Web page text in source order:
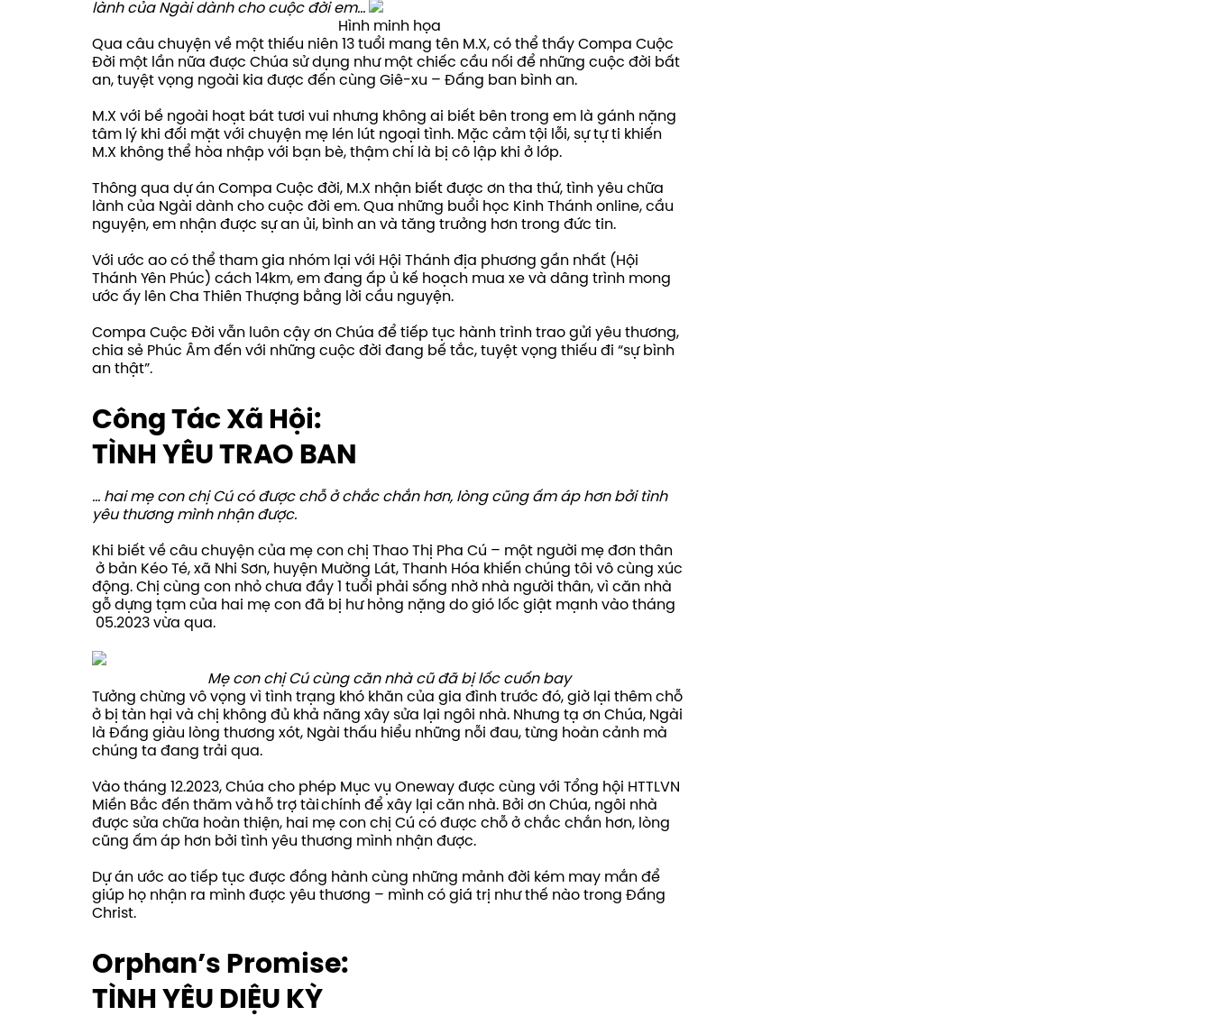
lành của Ngài dành cho cuộc đời em…
Hình minh họa
Qua câu chuyện về một thiếu niên 13 tuổi mang tên M.X, có thể thấy Compa Cuộc
Đời một lần nữa được Chúa sử dụng như một chiếc cầu nối để những cuộc đời bất
an, tuyệt vọng ngoài kia được đến cùng Giê-xu – Đấng ban bình an.
M.X với bề ngoài hoạt bát tươi vui nhưng không ai biết bên trong em là gánh nặng
tâm lý khi đối mặt với chuyện mẹ lén lút ngoại tình. Mặc cảm tội lỗi, sự tự ti khiến
M.X không thể hòa nhập với bạn bè, thậm chí là bị cô lập khi ở lớp.
Thông qua dự án Compa Cuộc đời, M.X nhận biết được ơn tha thứ, tình yêu chữa
lành của Ngài dành cho cuộc đời em. Qua những buổi học Kinh Thánh online, cầu
nguyện, em nhận được sự an ủi, bình an và tăng trưởng hơn trong đức tin.
Với ước ao có thể tham gia nhóm lại với Hội Thánh địa phương gần nhất (Hội
Thánh Yên Phúc) cách 14km, em đang ấp ủ kế hoạch mua xe và dâng trình mong
ước ấy lên Cha Thiên Thượng bằng lời cầu nguyện.
Compa Cuộc Đời vẫn luôn cậy ơn Chúa để tiếp tục hành trình trao gửi yêu thương,
chia sẻ Phúc Âm đến với những cuộc đời đang bế tắc, tuyệt vọng thiếu đi “sự bình
an thật”.
Công Tác Xã Hội:
TÌNH YÊU TRAO BAN
… hai mẹ con chị Cú có được chỗ ở chắc chắn hơn, lòng cũng ấm áp hơn bởi tình
yêu thương mình nhận được.
Khi biết về câu chuyện của mẹ con chị Thao Thị Pha Cú – một người mẹ đơn thân
ở bản Kéo Té, xã Nhi Sơn, huyện Mường Lát, Thanh Hóa khiến chúng tôi vô cùng xúc
động. Chị cùng con nhỏ chưa đầy 1 tuổi phải sống nhờ nhà người thân, vì căn nhà
gỗ dựng tạm của hai mẹ con đã bị hư hỏng nặng do gió lốc giật mạnh vào tháng
05.2023 vừa qua.
Mẹ con chị Cú cùng căn nhà cũ đã bị lốc cuốn bay
Tưởng chừng vô vọng vì tình trạng khó khăn của gia đình trước đó, giờ lại thêm chỗ
ở bị tàn hại và chị không đủ khả năng xây sửa lại ngôi nhà. Nhưng tạ ơn Chúa, Ngài
là Đấng giàu lòng thương xót, Ngài thấu hiểu những nỗi đau, từng hoàn cảnh mà
chúng ta đang trải qua.
Vào tháng 12.2023, Chúa cho phép Mục vụ Oneway được cùng với Tổng hội HTTLVN
Miền Bắc đến thăm và hỗ trợ tài chính để xây lại căn nhà. Bởi ơn Chúa, ngôi nhà
được sửa chữa hoàn thiện, hai mẹ con chị Cú có được chỗ ở chắc chắn hơn, lòng
cũng ấm áp hơn bởi tình yêu thương mình nhận được.
Dự án ước ao tiếp tục được đồng hành cùng những mảnh đời kém may mắn để
giúp họ nhận ra mình được yêu thương – mình có giá trị như thế nào trong Đấng
Christ.
Orphan’s Promise:
TÌNH YÊU DIỆU KỲ